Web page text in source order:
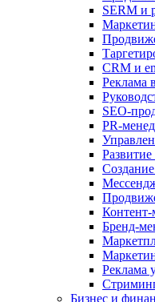
SERM и
CRM и
Реклама
SEO-
PR-
Контент-
Бренд-
Реклама
Бизнес и